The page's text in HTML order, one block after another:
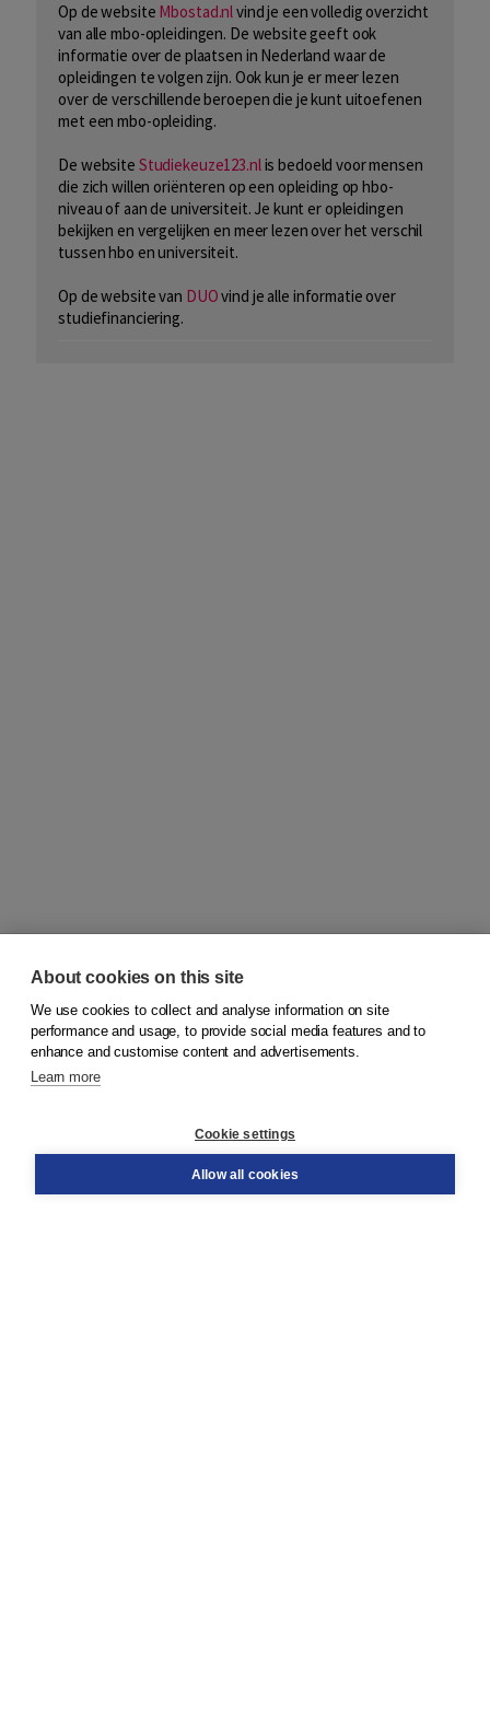
Op de website Mbostad.nlvind je een volledig overzicht
van alle mbo-opleidingen. De website geeft ook
informatie over de plaatsen in Nederland waar de
opleidingen te volgen zijn. Ook kun je er meer lezen
over de verschillende beroepen die je kunt uitoefenen
met een mbo-opleiding.
De website Studiekeuze123.nlis bedoeld voor mensen
die zich willen oriënteren op een opleiding op hbo-
niveau of aan de universiteit. Je kunt er opleidingen
bekijken en vergelijken en meer lezen over het verschil
tussen hbo en universiteit.
Op de website van DUOvind je alle informatie over
studiefinanciering.
© 2026Koninklijke Boom uitgevers
Order
About cookies on this site
We use cookies to collect and analyse information on site
performance and usage, to provide social media features and to
enhance and customise content and advertisements.
Learn more
Cookie settings
Allow all cookies